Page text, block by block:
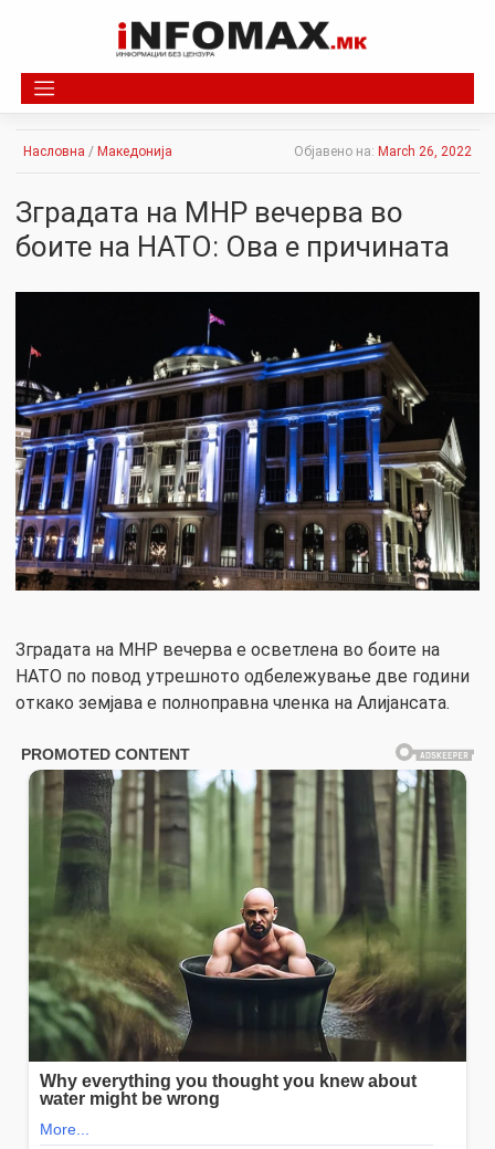
Насловна / Македонија Објавено на: March 26, 2022
Зградата на МНР вечерва во
боите на НАТО: Ова е причината
Зградата на МНР вечерва е осветлена во боите на
НАТО по повод утрешното одбележување две години
откако земјава е полноправна членка на Алијансата.